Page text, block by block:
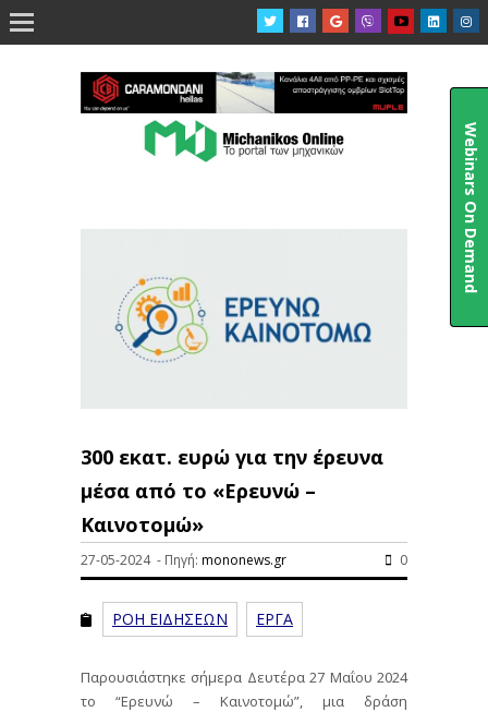

300 εκατ. ευρώ για την έρευνα
μέσα από το «Ερευνώ –
Καινοτομώ»
27-05-2024 - Πηγή: mononews.gr 0
ΡΟΗ ΕΙΔΗΣΕΩΝ ΕΡΓΑ
Παρουσιάστηκε σήμερα Δευτέρα 27 Μαΐου 2024
το “Ερευνώ – Καινοτομώ”, μια δράση
Webinars On Demand